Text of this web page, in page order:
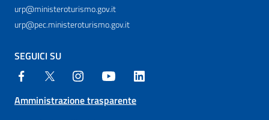
urp@ministeroturismo.gov.it
urp@pec.ministeroturismo.gov.it
SEGUICI SU
Amministrazione trasparente